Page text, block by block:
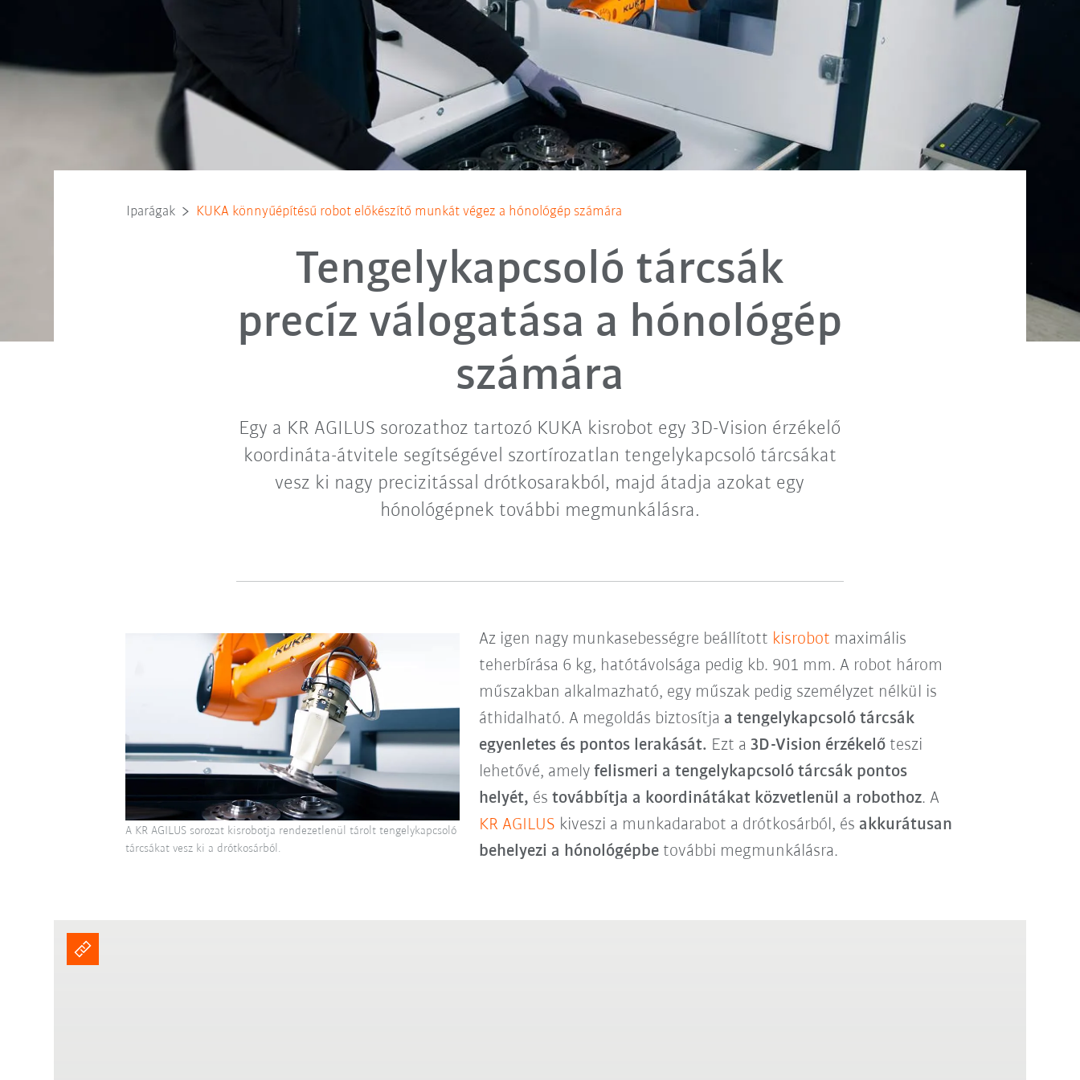
Iparágak KUKA könnyűépítésű robot előkészítő munkát végez a hónológép számára
Tengelykapcsoló tárcsák
precíz válogatása a hónológép
számára
Egy a KR AGILUS sorozathoz tartozó KUKA kisrobot egy 3D-Vision érzékelő
koordináta-átvitele segítségével szortírozatlan tengelykapcsoló tárcsákat
vesz ki nagy precizitással drótkosarakból, majd átadja azokat egy
hónológépnek további megmunkálásra.
Az igen nagy munkasebességre beállított kisrobot maximális
teherbírása 6 kg, hatótávolsága pedig kb. 901 mm. A robot három
műszakban alkalmazható, egy műszak pedig személyzet nélkül is
áthidalható. A megoldás biztosítja a tengelykapcsoló tárcsák
egyenletes és pontos lerakását. Ezt a 3D-Vision érzékelőteszi
lehetővé, amely felismeri a tengelykapcsoló tárcsák pontos
helyét, és továbbítja a koordinátákat közvetlenül a robothoz. A
KR AGILUS kiveszi a munkadarabot a drótkosárból, és akkurátusan
behelyezi a hónológépbe további megmunkálásra.
A KR AGILUS sorozat kisrobotja rendezetlenül tárolt tengelykapcsoló
tárcsákat vesz ki a drótkosárból.